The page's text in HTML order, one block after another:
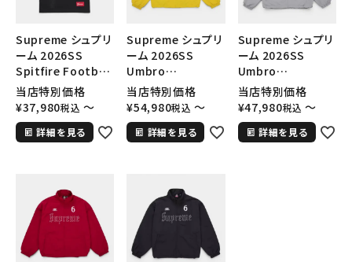
Supreme シュプリ
ーム 2026SS
Spitfire Football
Jersey スピット
ファイア フットボー
ルジャージ ブラッ
ク
当店特別価格
¥37,980税込 〜
詳細を見る
Supreme シュプリ
ーム 2026SS
Umbro
Rhinestone
Track Jacket ア
ンブロ ラインストー
ン トラックジャケッ
当店特別価格
¥54,980税込 〜
詳細を見る
Supreme シュプリ
ーム 2026SS
Umbro
Rhinestone
Track Jacket ア
ンブロ ラインストー
ン トラックジャケッ
当店特別価格
¥47,980税込 〜
詳細を見る